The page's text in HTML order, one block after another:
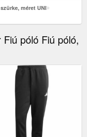
méret UNI
póló Fiú póló,